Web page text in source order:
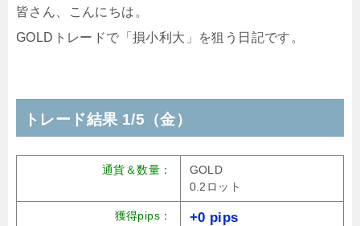
皆さん、こんにちは。
GOLDトレードで「損小利大」を狙う日記です。
トレード結果 1/5（金）
通貨＆数量：
GOLD
0.2ロット
獲得pips： +0 pips